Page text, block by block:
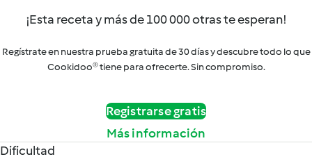
¡Esta receta y más de 100 000 otras te esperan!
Regístrate en nuestra prueba gratuita de 30 días y descubre todo lo que
Cookidoo® tiene para ofrecerte. Sin compromiso.
Registrarse gratis
Más información
Dificultad